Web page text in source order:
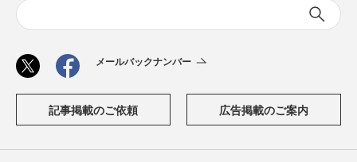
メールバックナンバー
記事掲載のご依頼 広告掲載のご案内